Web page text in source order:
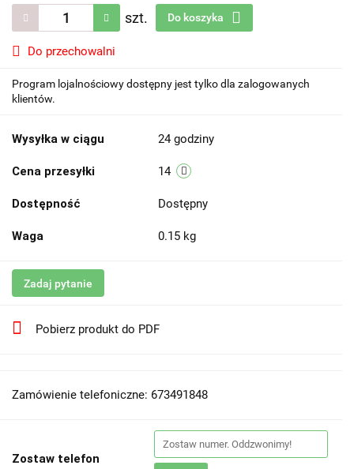
szt. Do koszyka
Do przechowalni
Program lojalnościowy dostępny jest tylko dla zalogowanych
klientów.
Wysyłka w ciągu 24 godziny
Cena przesyłki 14
Dostępność Dostępny
Waga 0.15 kg
Zadaj pytanie
Pobierz produkt do PDF
Zamówienie telefoniczne: 673491848
Zostaw telefon